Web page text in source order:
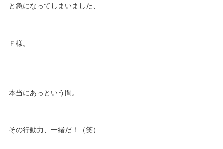
と急になってしまいました、
Ｆ様。
本当にあっという間。
その行動力、一緒だ！（笑）